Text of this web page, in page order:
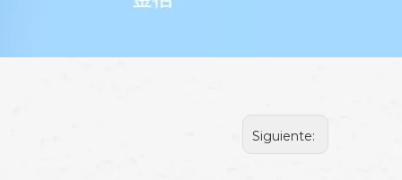
Siguiente: